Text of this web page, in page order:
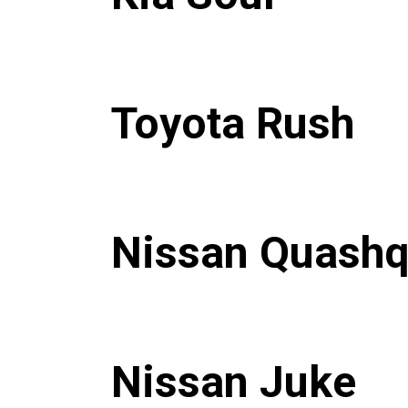
Toyota Rush
Nissan
Nissan Juke